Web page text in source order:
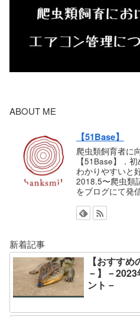
ABOUT ME
【51Base】
爬虫類飼育者に
【51Base】．
わかりやすいと
2018.5〜爬虫類
をブログにて発
新着記事
【おすす
－】－
ント－